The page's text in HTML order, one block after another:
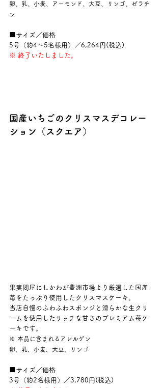
卵、乳、小麦、アーモンド、大豆、リンゴ、ゼラチ
ン
■サイズ／価格
5号（約4～5名様用）／6,264円(税込)
※ 終了いたしました。
国産いちごのクリスマスデコレー
ション（スクエア）
果実問屋にしかわが豊洲市場より厳選した国産
苺をたっぷり使用したクリスマスケーキ。
当店自慢のふわふわスポンジと滑らかな生クリ
ームを使用したリッチな甘さのプレミアム苺ケ
ーキです。
※ 本品に含まれるアレルゲン
卵、乳、小麦、大豆、リンゴ
■サイズ／価格
3号（約2名様用）／3,780円(税込)